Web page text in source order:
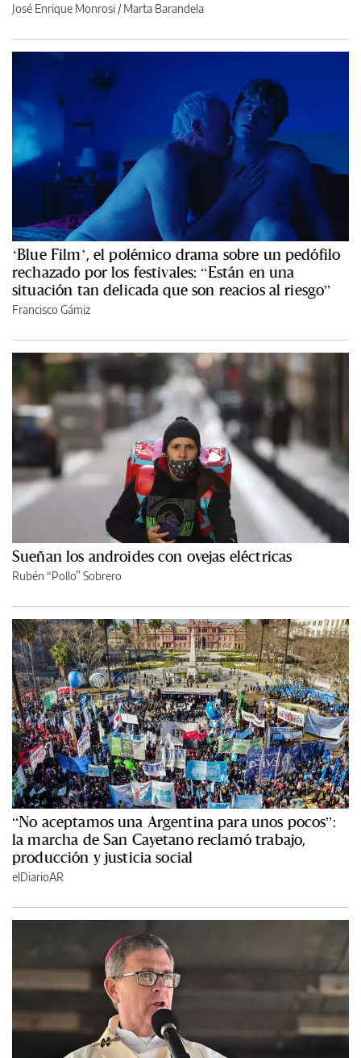
José Enrique Monrosi / Marta Barandela
‘Blue Film’, el polémico drama sobre un pedófilo
rechazado por los festivales: “Están en una
situación tan delicada que son reacios al riesgo”
Francisco Gámiz
Sueñan los androides con ovejas eléctricas
Rubén “Pollo” Sobrero
“No aceptamos una Argentina para unos pocos”:
la marcha de San Cayetano reclamó trabajo,
producción y justicia social
elDiarioAR